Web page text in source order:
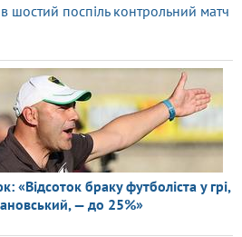
шостий поспіль контрольний матч
«Відсоток браку футболіста у грі,
— до 25%»